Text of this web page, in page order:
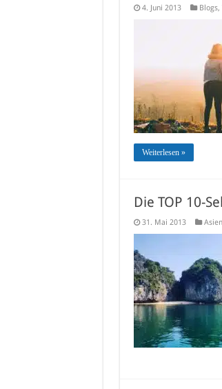
4. Juni 2013 Blogs,
Weiterlesen »
Die TOP 10-
31. Mai 2013 Asien